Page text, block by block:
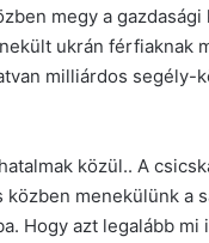
megy a
ukrán férfiaknak
milliárdos segély-
közül.. A
menekülünk a
Hogy azt legalább